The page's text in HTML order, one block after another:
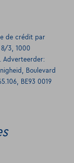
de crédit par
8/3, 1000
Adverteerder:
Boulevard
BE93 0019